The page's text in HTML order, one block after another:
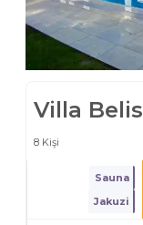
Villa Belis
8 Kişi
Sauna
Jakuzi